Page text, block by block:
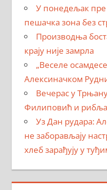
У понедељак
пешачка зона без
Производња
крају није замрла
„Веселе
Алексиначком
Вечерас у
Филиповић и
Уз Дан рудара:
не заборављају
хлеб зарађују у